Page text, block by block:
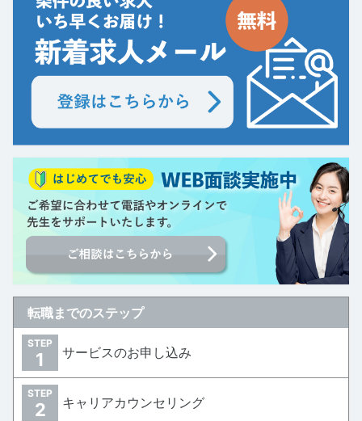
転職までのステップ
STEP
1 サービスのお申し込み
STEP
2 キャリアカウンセリング